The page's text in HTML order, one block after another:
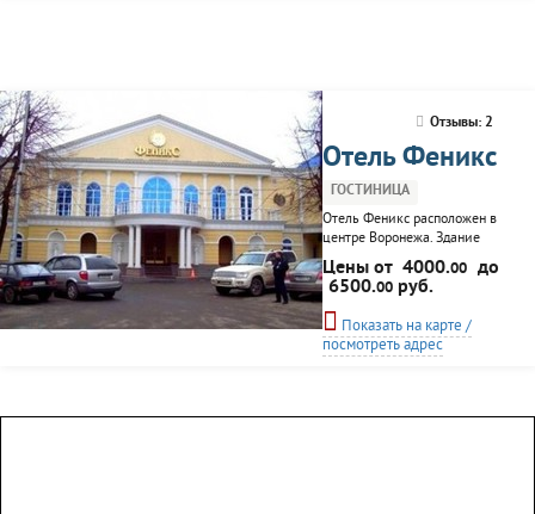
Отзывы: 2
Отель Феникс
ГОСТИНИЦА
Отель Феникс расположен в
центре Воронежа. Здание
включает в себя комплекс из
28 комфортабельных
номеров, SPA салона,
кофейни и конференц зала.
К услугам гостей
внимательный персонал,
Цены от 4000.00 до
6500.00 руб.
Показать на карте /
посмотреть адрес